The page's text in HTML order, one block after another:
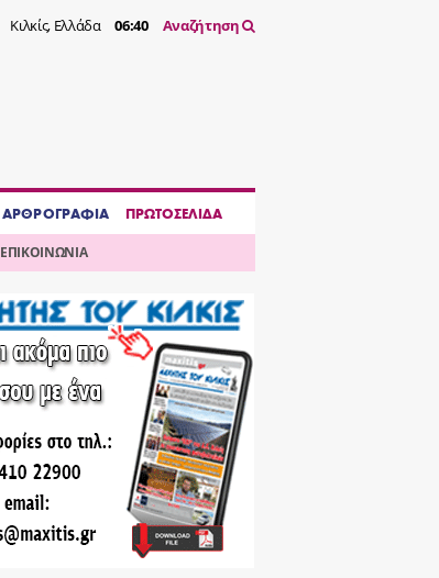
Κιλκίς, Ελλάδα 06:40 Αναζήτηση
ΑΡΘΡΟΓΡΑΦΙΑ ΠΡΩΤΟΣΕΛΙΔΑ
ΕΠΙΚΟΙΝΩΝΙΑ